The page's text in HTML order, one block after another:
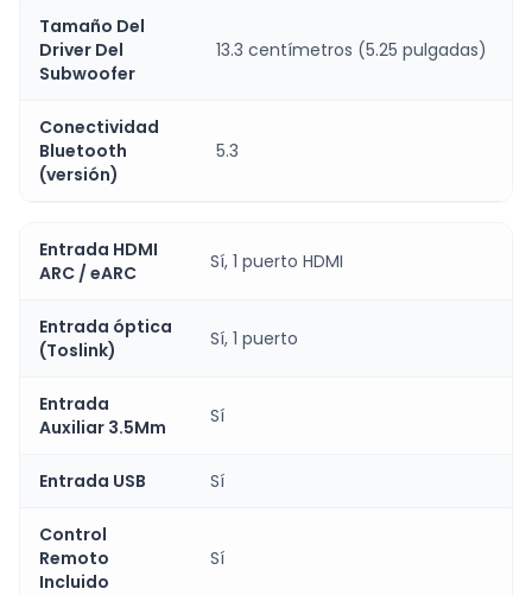
Tamaño Del
Driver Del
Subwoofer
13.3 centímetros (5.25 pulgadas)
Conectividad
Bluetooth
(versión)
5.3
Entrada HDMI
ARC / eARC
Sí, 1 puerto HDMI
Entrada óptica
(Toslink)
Sí, 1 puerto
Entrada
Auxiliar 3.5Mm
Sí
Entrada USB Sí
Control
Remoto
Incluido
Sí